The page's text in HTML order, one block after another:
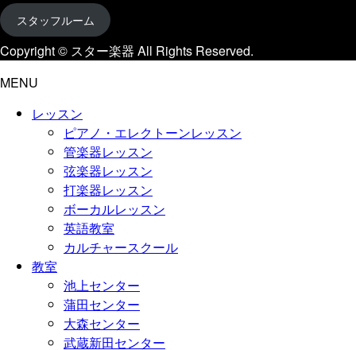
スタッフルーム
Copyright © スター楽器 All Rights Reserved.
MENU
レッスン
ピアノ・エレクトーンレッスン
管楽器レッスン
弦楽器レッスン
打楽器レッスン
ボーカルレッスン
英語教室
カルチャースクール
教室
池上センター
蒲田センター
大森センター
武蔵新田センター